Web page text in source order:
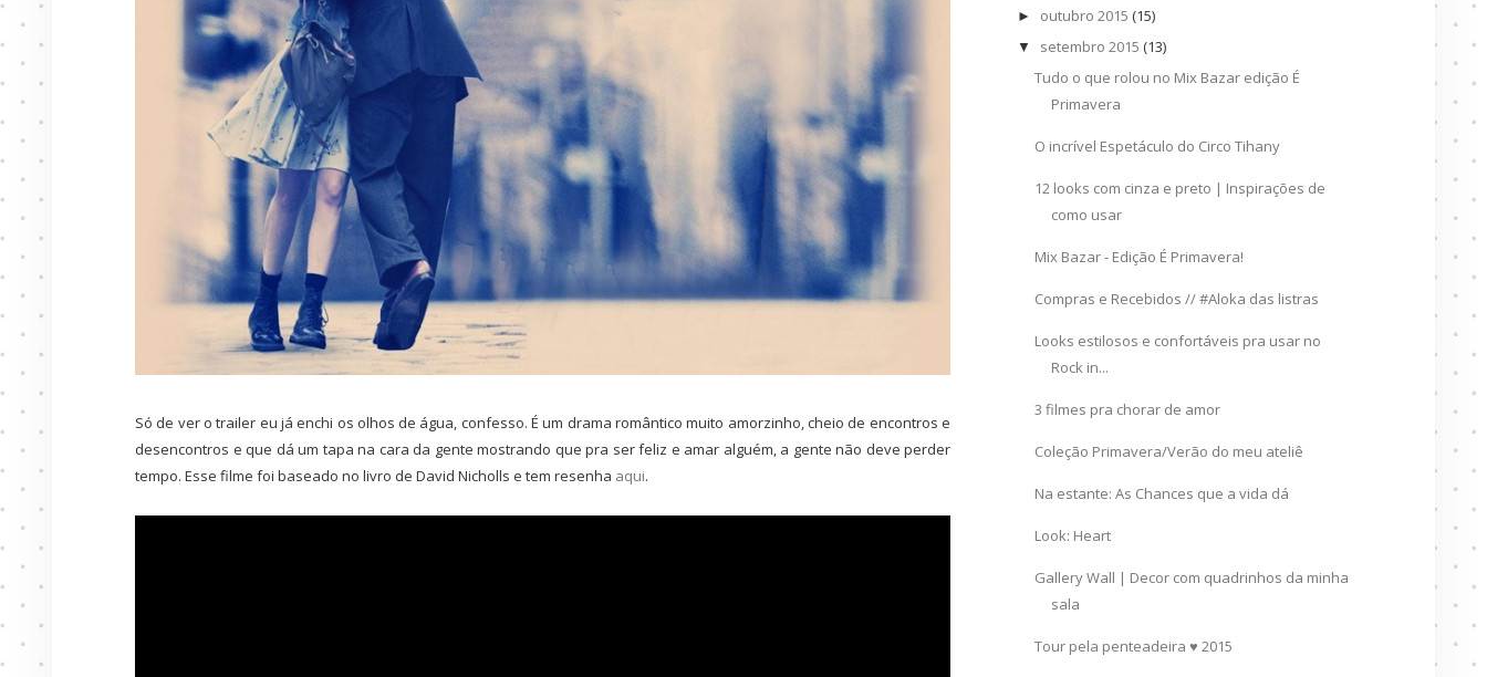
Só de ver o trailer eu já enchi os olhos de água, confesso. É um drama romântico muito amorzinho, cheio de encontros e
desencontros e que dá um tapa na cara da gente mostrando que pra ser feliz e amar alguém, a gente não deve perder
tempo. Esse filme foi baseado no livro de David Nicholls e tem resenha aqui.
► outubro 2015 (15)
▼ setembro 2015 (13)
Tudo o que rolou no Mix Bazar edição É
Primavera
O incrível Espetáculo do Circo Tihany
12 looks com cinza e preto | Inspirações de
como usar
Mix Bazar - Edição É Primavera!
Compras e Recebidos // #Aloka das listras
Looks estilosos e confortáveis pra usar no
Rock in...
3 filmes pra chorar de amor
Coleção Primavera/Verão do meu ateliê
Na estante: As Chances que a vida dá
Look: Heart
Gallery Wall | Decor com quadrinhos da minha
sala
Tour pela penteadeira ♥ 2015